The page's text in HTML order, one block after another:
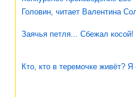
Головин, читает Валентина
Заячья петля... Сбежал косой!
Кто, кто в теремочке живёт? Я